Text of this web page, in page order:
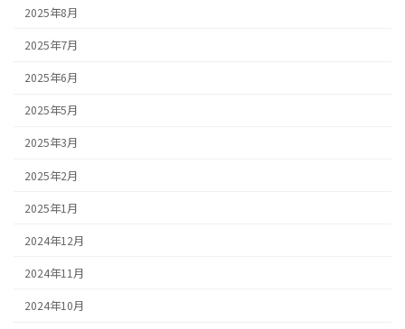
2025年8月
2025年7月
2025年6月
2025年5月
2025年3月
2025年2月
2025年1月
2024年12月
2024年11月
2024年10月